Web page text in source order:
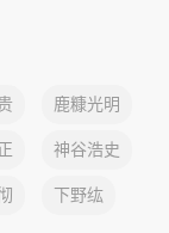
鹿糠光明
神谷浩史
下野纮